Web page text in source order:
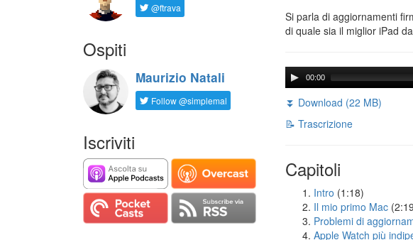
@ftrava
Ospiti
Maurizio Natali
Follow @simplemal
Iscriviti
Si parla di aggiornamenti
di quale sia il miglior iPad
00:00
⏬ Download (22 MB)
📝 Trascrizione
Capitoli
Intro (1:18)
Il mio primo Mac
Problemi di
Apple Watch più